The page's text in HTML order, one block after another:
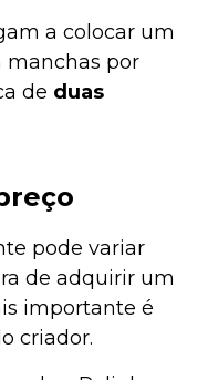
a colocar um
manchas por
de duas
pode variar
de adquirir um
importante é
criador.